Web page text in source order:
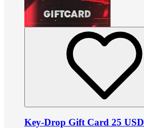
Key-Drop Gift Card 25 USD